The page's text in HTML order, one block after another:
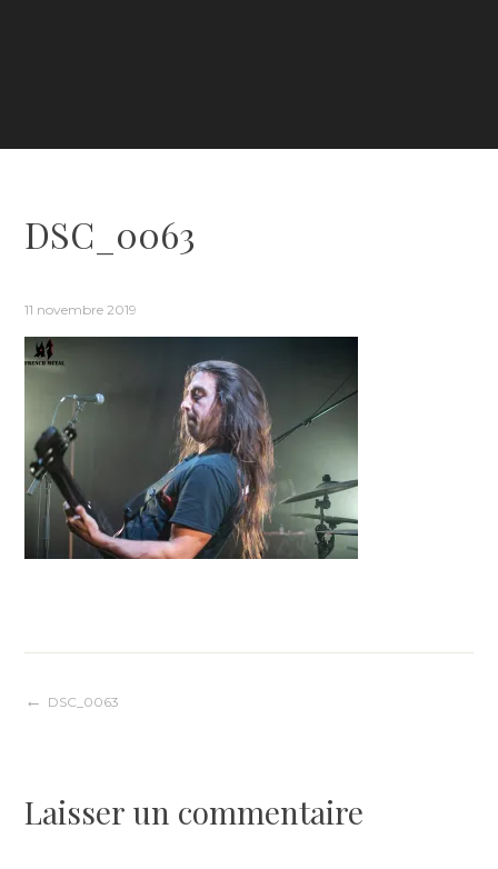
DSC_0063
11 novembre 2019
Navigation
l’article
DSC_0063
Laisser un commentaire